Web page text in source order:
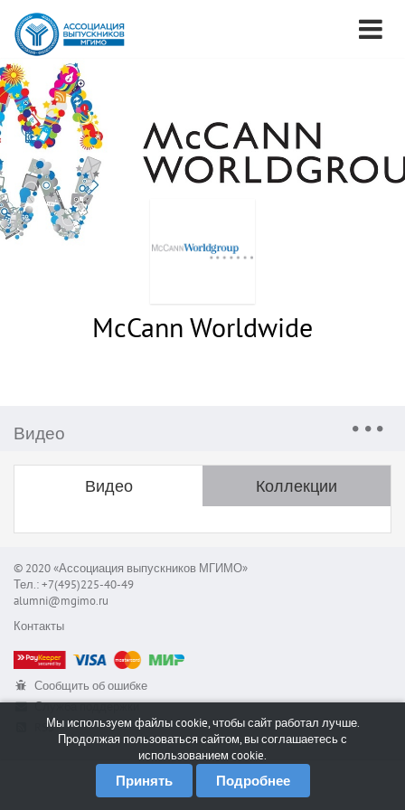
McCann Worldwide
Видео
Видео Коллекции
© 2020 «Ассоциация выпускников МГИМО»
Тел.: +7(495)225-40-49
alumni@mgimo.ru
Контакты
Сообщить об ошибке
Служба поддержки
RSSМы используем файлы cookie, чтобы сайт работал лучше.
Продолжая пользоваться сайтом, вы соглашаетесь с
использованием cookie.
Принять Подробнее